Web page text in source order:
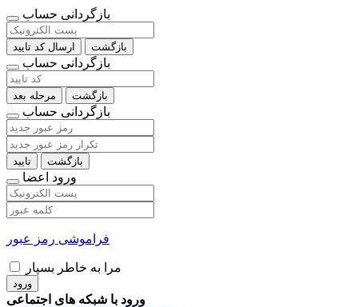
بازگردانی حساب
ارسال کد تایید بازگشت
بازگردانی حساب
مرحله بعد بازگشت
بازگردانی حساب
تایید بازگشت
ورود اعضا
فراموشی رمز عبور
مرا به خاطر بسپار
ورود
ورود با شبکه های اجتماعی